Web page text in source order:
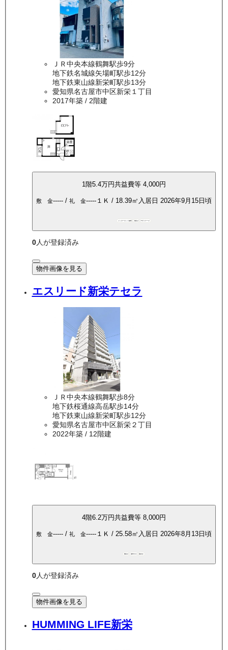
ＪＲ中央本線鶴舞駅歩9分
地下鉄名城線矢場町駅歩12分
地下鉄東山線新栄町駅歩13分
愛知県名古屋市中区新栄１丁目
2017年築/ 2階建
1階5.4万円共益費等 4,000円
敷 金-----/ 礼 金-----１Ｋ / 18.39㎡ 入居日 2026年9月15日頃
インターネット無料 敷礼0 デザイナーズ
0人が登録済み
物件画像を見る
エスリード新栄テセラ
ＪＲ中央本線鶴舞駅歩8分
地下鉄桜通線高岳駅歩14分
地下鉄東山線新栄町駅歩12分
愛知県名古屋市中区新栄２丁目
2022年築/ 12階建
4階6.2万円共益費等 8,000円
敷 金-----/ 礼 金-----１Ｋ / 25.58㎡ 入居日 2026年8月13日頃
敷礼0 都市ガス 南向き
0人が登録済み
物件画像を見る
HUMMING LIFE新栄